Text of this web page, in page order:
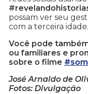
possam ver seu
com a terceira idade.
Você pode
ou familiares e
sobre o filme
José Arnaldo de
Fotos: Divulgação